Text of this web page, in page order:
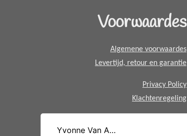
p
Voorwaardes
Algemene voorwaardes
Levertijd, retour en garantie
Privacy Policy
Klachtenregeling